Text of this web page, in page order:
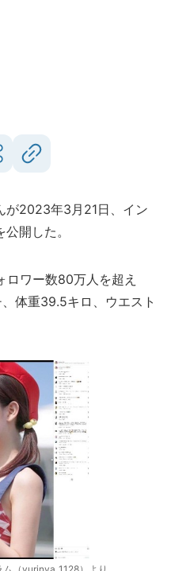
2023年3月21日、イン
開した。
ワー数80万人を超え
体重39.5キロ、ウエスト